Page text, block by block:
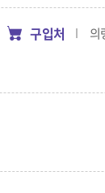
구입처 의